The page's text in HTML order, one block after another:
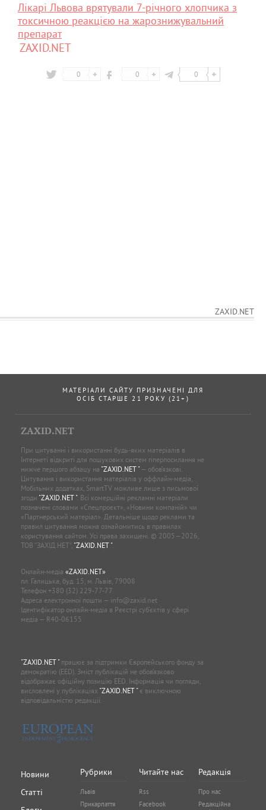
Лікарі Львова врятували 7-річного хлопчика з
токсичною реакцією на жарознижувальний
препарат
ZAXID.NET
0 0 0
ZAXID.NET
МАТЕРІАЛИ САЙТУ ПРИЗНАЧЕНІ ДЛЯ
ОСІБ СТАРШЕ 21 РОКУ (21+)
ZAXID.NET
При цитуванні і використанні будь-яких матеріалів в
Інтернеті відкриті для пошукових систем гіперпосилання не
нижче першого абзацу на "ZAXID.NET "— обов’язкові.
Цитування і використання матеріалів у оффлайн-медіа,
Мобільних додатках, SmartTV можливе лише з письмової
згоди "ZAXID.NET ". Всі комерційні рекламні матеріали
позначені словами «Спецпроєкт», «Новини компаній» чи
«Партнерський матеріал». Детальніше щодо реклами та
правил цитування можна ознайомитись в правилах
користування сайтом. Усі права захищені. © 2005—2026,
ТОВ “ЗАХІД.НЕТ”, "ZAXID.NET ".
Онлайн-медіа «ZAXID.NET»
пл. Галицька, буд. 15, м. Львів, 79008
Телефон +380 (32) 229-77-77
Адреса електронної пошти — info@zaxid.net
Ідентифікатор онлайн-медіа в Реєстрі суб'єктів у сфері
медіа — R40-06155
"ZAXID.NET "працює за підтримки Європейського фонду за
демократію (EED). Зміст публікацій не обов’язково
відображає офіційну позицію EED. Інформація чи погляди,
висловлені у публікаціях "ZAXID.NET "є виключною
відповідальністю редакції.
Новини
Статті
Рубрики
Львів
Прикарпаття
Читайте нас
Rss
Facebook
Редакція
Про нас
Редакційна